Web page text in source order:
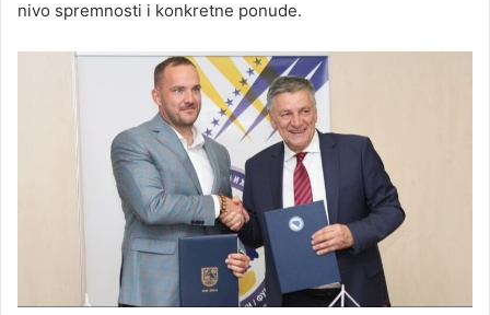
nivo spremnosti i konkretne ponude.